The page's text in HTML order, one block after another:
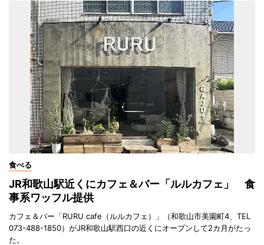
食べる
JR和歌山駅近くにカフェ＆バー「ルルカフェ」 食
事系ワッフル提供
カフェ＆バー「RURU cafe（ルルカフェ）」（和歌山市美園町4、TEL
073-488-1850）がJR和歌山駅西口の近くにオープンして2カ月がたっ
た。